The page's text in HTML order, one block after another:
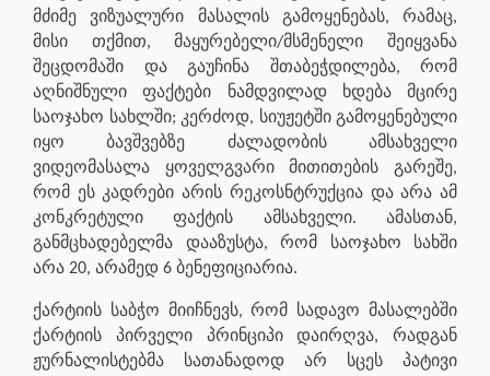
მძიმე ვიზუალური მასალის გამოყენებას, რამაც,
მისი თქმით, მაყურებელი/მსმენელი შეიყვანა
შეცდომაში და გაუჩინა შთაბეჭდილება, რომ
აღნიშნული ფაქტები ნამდვილად ხდება მცირე
საოჯახო სახლში; კერძოდ, სიუჟეტში გამოყენებული
იყო ბავშვებზე ძალადობის ამსახველი
ვიდეომასალა ყოველგვარი მითითების გარეშე,
რომ ეს კადრები არის რეკოსნტრუქცია და არა ამ
კონკრეტული ფაქტის ამსახველი. ამასთან,
განმცხადებელმა დააზუსტა, რომ საოჯახო სახში
არა 20, არამედ 6 ბენეფიციარია.
ქარტიის საბჭო მიიჩნევს, რომ სადავო მასალებში
ქარტიის პირველი პრინციპი დაირღვა, რადგან
ჟურნალისტებმა სათანადოდ არ სცეს პატივი